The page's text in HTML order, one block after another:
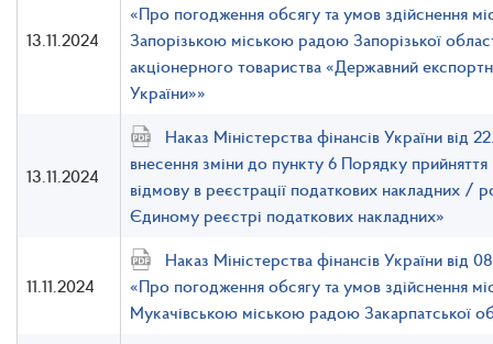
13.11.2024
«Про погодження обсягу та умов здійснення
Запорізькою міською радою Запорізької
акціонерного товариства «Державний
України»»
13.11.2024
Наказ Міністерства фінансів України
внесення зміни до пункту 6 Порядку
відмову в реєстрації податкових накладних /
Єдиному реєстрі податкових накладних»
11.11.2024
Наказ Міністерства фінансів України від
«Про погодження обсягу та умов здійснення
Мукачівською міською радою Закарпатської